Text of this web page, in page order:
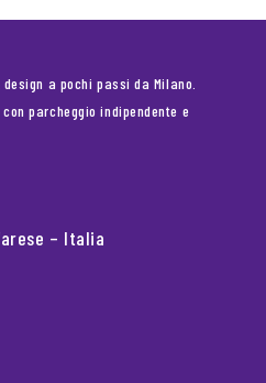
design a pochi passi da Milano.
parcheggio indipendente e
– Italia